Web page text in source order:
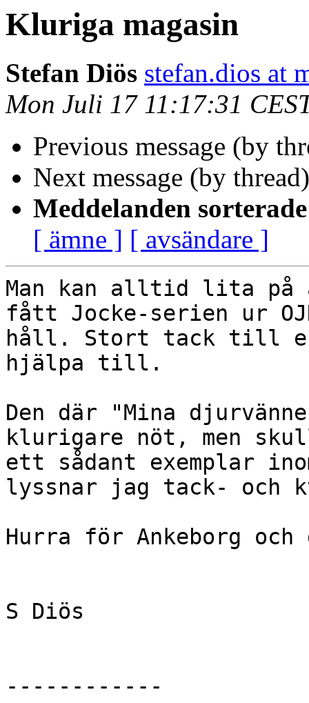
Kluriga magasin
Stefan Diös stefan.dios at
Mon Juli 17 11:17:31
Previous message (by
Next message (by
Meddelanden
[ ämne ] [ avsändare ]
Man kan alltid lita på
fått Jocke-serien ur
håll. Stort tack till er
hjälpa till.
Den där "Mina
klurigare nöt, men
ett sådant exemplar
lyssnar jag tack- och
Hurra för Ankeborg
S Diös
------------